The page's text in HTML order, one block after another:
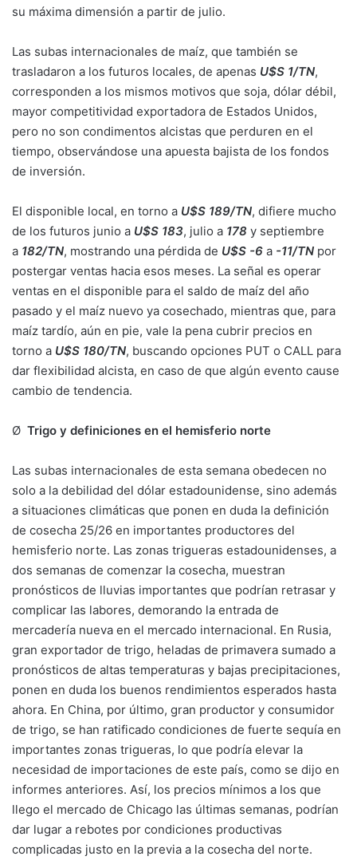
su máxima dimensión a partir de julio.
Las subas internacionales de maíz, que también se
trasladaron a los futuros locales, de apenas U$S 1/TN,
corresponden a los mismos motivos que soja, dólar débil,
mayor competitividad exportadora de Estados Unidos,
pero no son condimentos alcistas que perduren en el
tiempo, observándose una apuesta bajista de los fondos
de inversión.
El disponible local, en torno a U$S 189/TN, difiere mucho
de los futuros junio a U$S 183, julio a 178 y septiembre
a 182/TN, mostrando una pérdida de U$S -6 a -11/TN por
postergar ventas hacia esos meses. La señal es operar
ventas en el disponible para el saldo de maíz del año
pasado y el maíz nuevo ya cosechado, mientras que, para
maíz tardío, aún en pie, vale la pena cubrir precios en
torno a U$S 180/TN, buscando opciones PUT o CALL para
dar flexibilidad alcista, en caso de que algún evento cause
cambio de tendencia.
Ø Trigo y definiciones en el hemisferio norte
Las subas internacionales de esta semana obedecen no
solo a la debilidad del dólar estadounidense, sino además
a situaciones climáticas que ponen en duda la definición
de cosecha 25/26 en importantes productores del
hemisferio norte. Las zonas trigueras estadounidenses, a
dos semanas de comenzar la cosecha, muestran
pronósticos de lluvias importantes que podrían retrasar y
complicar las labores, demorando la entrada de
mercadería nueva en el mercado internacional. En Rusia,
gran exportador de trigo, heladas de primavera sumado a
pronósticos de altas temperaturas y bajas precipitaciones,
ponen en duda los buenos rendimientos esperados hasta
ahora. En China, por último, gran productor y consumidor
de trigo, se han ratificado condiciones de fuerte sequía en
importantes zonas trigueras, lo que podría elevar la
necesidad de importaciones de este país, como se dijo en
informes anteriores. Así, los precios mínimos a los que
llego el mercado de Chicago las últimas semanas, podrían
dar lugar a rebotes por condiciones productivas
complicadas justo en la previa a la cosecha del norte.